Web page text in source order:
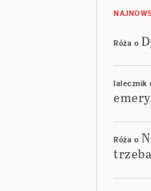
Róża o
lalecznik
Róża o